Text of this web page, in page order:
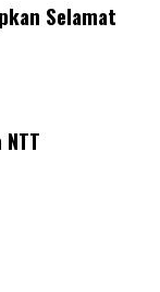
Selamat